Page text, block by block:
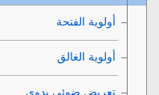
أولوية الفتحة
أولوية الغالق
تعريض ضوئي يدوي